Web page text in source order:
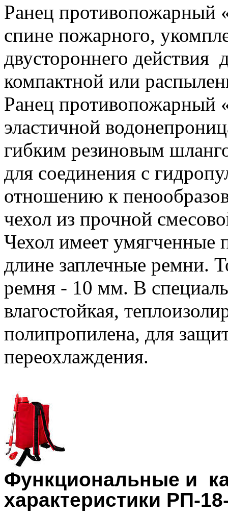
Ранец противопожарный
спине пожарного,
двустороннего действия
компактной или
Ранец противопожарный
эластичной
гибким резиновым
для соединения с
отношению к
чехол из прочной
Чехол имеет умягченные
длине заплечные ремни.
ремня - 10 мм. В
влагостойкая,
полипропилена, для
переохлаждения.
Функциональные и
характеристики РП-